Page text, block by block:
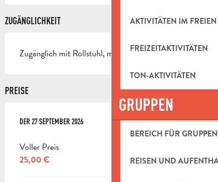
AKTIVITÄTEN IM FREIEN
FREIZEITAKTIVITÄTEN
TON-AKTIVITÄTEN
GRUPPEN
BEREICH FÜR GRUPPEN
REISEN UND
ZUGÄNGLICHKEIT
Zugänglich mit Rollstuhl, mit Hilfe
PREISE
DER 27 SEPTEMBER 2026
DER 27 SEPTEMBER 2026
Voller Preis
25,00 €